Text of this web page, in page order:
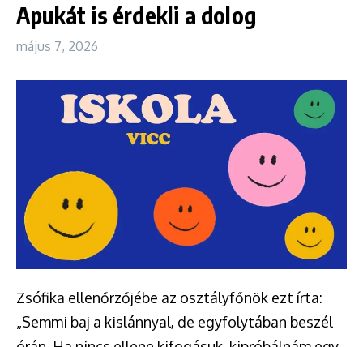
Apukát is érdekli a dolog
május 7, 2026
Zsófika ellenőrzőjébe az osztályfőnök ezt írta:
„Semmi baj a kislánnyal, de egyfolytában beszél